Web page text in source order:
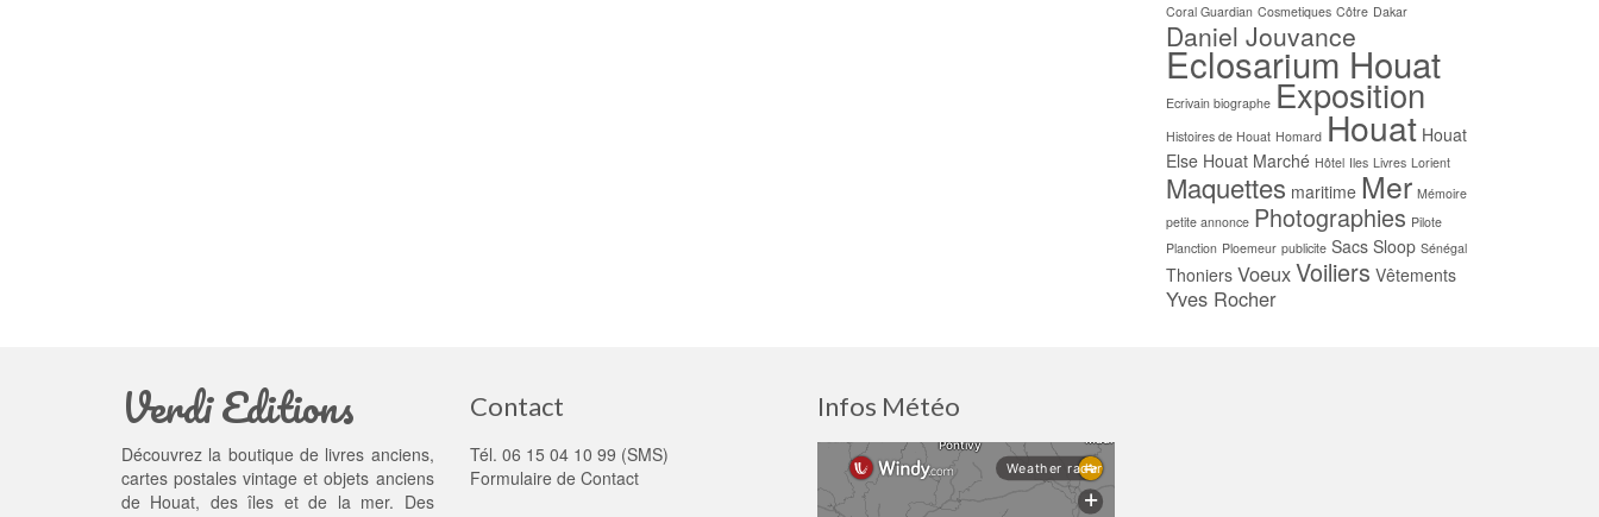
Coral Guardian Cosmetiques Côtre Dakar
Daniel Jouvance
Eclosarium Houat
Ecrivain biographe Exposition
Histoires de Houat Homard Houat Houat
Else Houat Marché Hôtel Iles Livres Lorient
Maquettes maritime Mer Mémoire
petite annonce Photographies Pilote
Planction Ploemeur publicite Sacs Sloop Sénégal
Thoniers VoeuxVoiliers Vêtements
Yves Rocher
Verdi Editions
Découvrez la boutique de livres anciens,
cartes postales vintage et objets anciens
de Houat, des îles et de la mer. Des
Contact
Tél. 06 15 04 10 99 (SMS)
Formulaire de Contact
Infos Météo